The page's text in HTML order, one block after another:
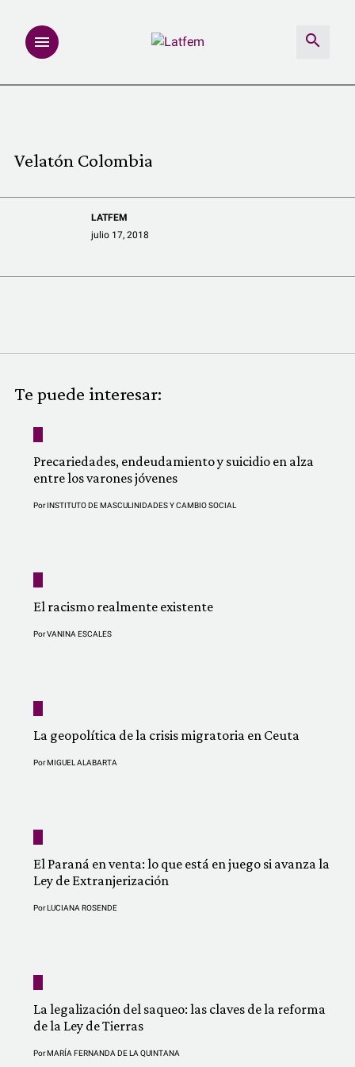
REDACCIÓN ABIERTA
LATFEMLAB.
QUIÉNES SOMOS
Velatón Colombia
LATFEM
julio 17, 2018
Te puede interesar:
Precariedades, endeudamiento y suicidio en alza
entre los varones jóvenes
PorINSTITUTO DE MASCULINIDADES Y CAMBIO SOCIAL
El racismo realmente existente
PorVANINA ESCALES
La geopolítica de la crisis migratoria en Ceuta
PorMIGUEL ALABARTA
El Paraná en venta: lo que está en juego si avanza la
Ley de Extranjerización
PorLUCIANA ROSENDE
La legalización del saqueo: las claves de la reforma
de la Ley de Tierras
PorMARÍA FERNANDA DE LA QUINTANA